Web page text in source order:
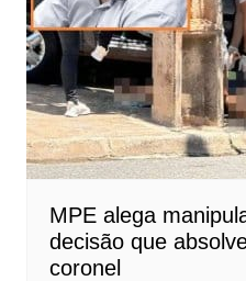
MPE alega
decisão que
coronel